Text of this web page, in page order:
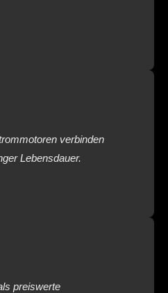
verbinden
Lebensdauer.
preiswerte